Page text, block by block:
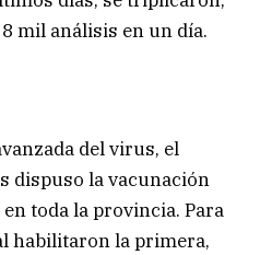
mil análisis en un día.
del virus, el
dispuso la vacunación
toda la provincia. Para
habilitaron la primera,